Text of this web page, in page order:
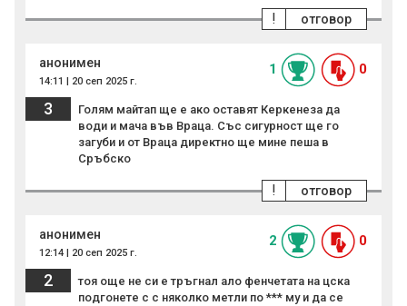
отговор
!
анонимен
14:11 | 20 сеп 2025 г.
1 0
3
Голям майтап ще е ако оставят Керкенеза да
води и мача във Враца. Със сигурност ще го
загуби и от Враца директно ще мине пеша в
Сръбско
отговор
!
анонимен
12:14 | 20 сеп 2025 г.
2 0
2
тоя още не си е тръгнал ало фенчетата на цска
подгонете с с няколко метли по *** му и да се